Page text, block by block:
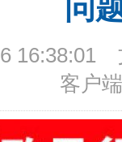
问
16:38:01
客户端